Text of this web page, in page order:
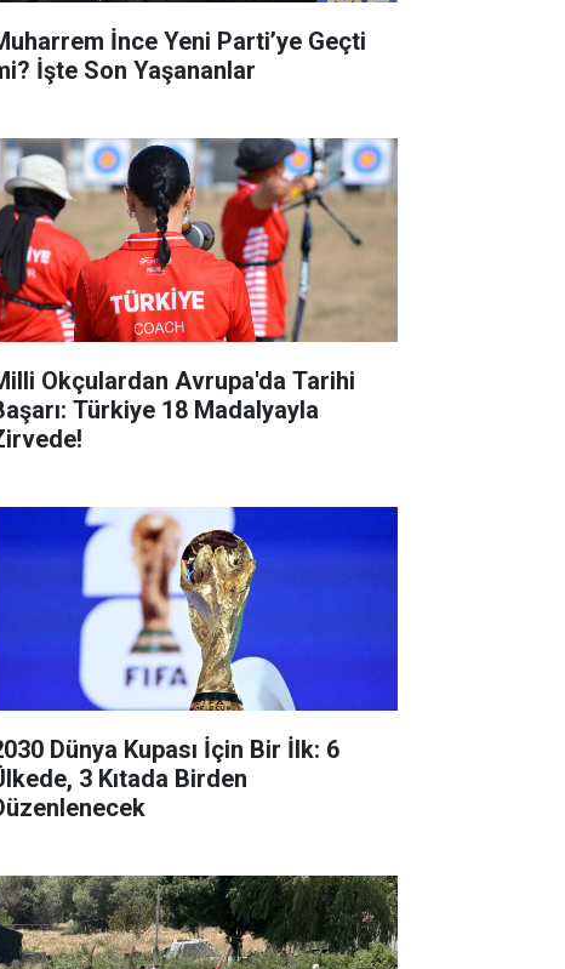
İnce Yeni Parti’ye Geçti
İşte Son Yaşananlar
Okçulardan Avrupa'da Tarihi
Türkiye 18 Madalyayla
Dünya Kupası İçin Bir İlk: 6
3 Kıtada Birden